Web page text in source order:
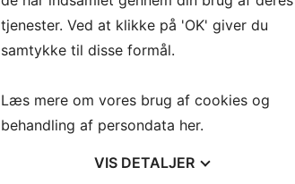
tjenester. Ved at klikke på 'OK' giver du
samtykke til disse formål.
Læs mere om vores brug af cookies og
behandling af persondata her.
VIS DETALJER